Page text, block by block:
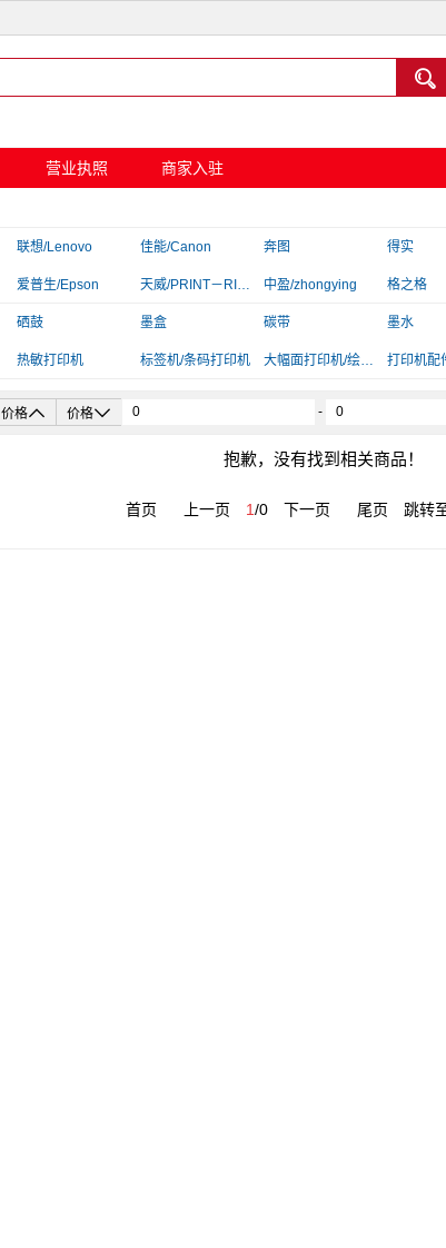

营业执照 商家入驻
联想/Lenovo 佳能/Canon 奔图 得实
爱普生/Epson 天威/PRINT－RITE 中盈/zhongying 格之格
京呈 言鼎 映美 汉印/
夏普/Sharp 标拓 富士施乐/Fuji Xerox
硒鼓 墨盒 碳带 墨水
热敏打印机 标签机/条码打印机 大幅面打印机/绘图仪 打印机配
插线板/转换器
价格 价格 -
抱歉，没有找到相关商品！
首页 上一页 1/0 下一页 尾页 跳转